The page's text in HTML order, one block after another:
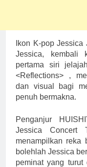
Ikon K-pop
Jessica, kembali
pertama siri
<Reflections> ,
dan visual bagi
penuh bermakna.
Penganjur
Jessica Concert
menampilkan reka
bolehlah Jessica
peminat yang